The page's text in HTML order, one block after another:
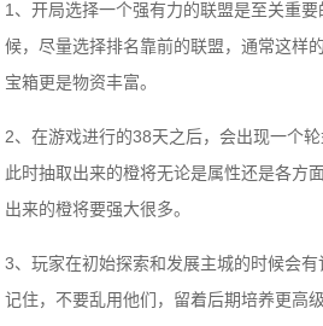
1、开局选择一个强有力的联盟是至关重
候，尽量选择排名靠前的联盟，通常这样
宝箱更是物资丰富。
2、在游戏进行的38天之后，会出现一个
此时抽取出来的橙将无论是属性还是各方
出来的橙将要强大很多。
3、玩家在初始探索和发展主城的时候会
记住，不要乱用他们，留着后期培养更高级